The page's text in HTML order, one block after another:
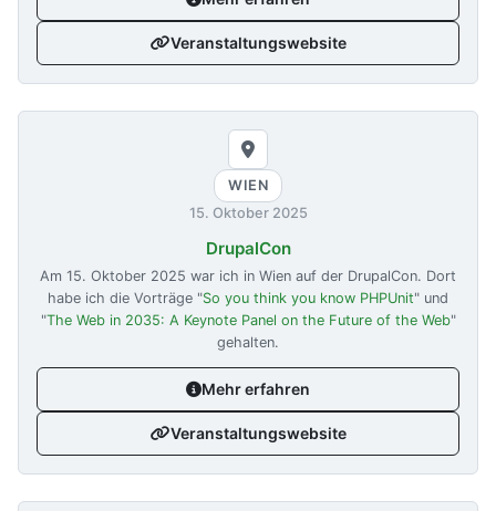
Veranstaltungswebsite
WIEN
15. Oktober 2025
DrupalCon
Am 15. Oktober 2025 war ich in Wien auf der DrupalCon. Dort
habe ich die Vorträge "So you think you know PHPUnit" und
"The Web in 2035: A Keynote Panel on the Future of the Web"
gehalten.
Mehr erfahren
Veranstaltungswebsite